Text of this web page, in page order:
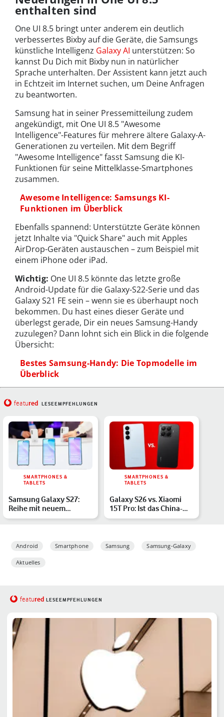
enthalten sind
One UI 8.5 bringt unter anderem ein deutlich
verbessertes Bixby auf die Geräte, die Samsungs
künstliche Intelligenz Galaxy AI unterstützen: So
kannst Du Dich mit Bixby nun in natürlicher
Sprache unterhalten. Der Assistent kann jetzt auch
in Echtzeit im Internet suchen, um Deine Anfragen
zu beantworten.
Samsung hat in seiner Pressemitteilung zudem
angekündigt, mit One UI 8.5 "Awesome
Intelligence"-Features für mehrere ältere Galaxy-A-
Generationen zu verteilen. Mit dem Begriff
"Awesome Intelligence" fasst Samsung die KI-
Funktionen für seine Mittelklasse-Smartphones
zusammen.
Awesome Intelligence: Samsungs KI-
Funktionen im Überblick
Ebenfalls spannend: Unterstützte Geräte können
jetzt Inhalte via "Quick Share" auch mit Apples
AirDrop-Geräten austauschen – zum Beispiel mit
einem iPhone oder iPad.
Wichtig: One UI 8.5 könnte das letzte große
Android-Update für die Galaxy-S22-Serie und das
Galaxy S21 FE sein – wenn sie es überhaupt noch
bekommen. Du hast eines dieser Geräte und
überlegst gerade, Dir ein neues Samsung-Handy
zuzulegen? Dann lohnt sich ein Blick in die folgende
Übersicht:
Bestes Samsung-Handy: Die Topmodelle im
Überblick
featured LESEEMPFEHLUNGEN
SMARTPHONES &
TABLETS
Samsung Galaxy S27:
Reihe mit neuem
Modell? Alle Gerüchte
SMARTPHONES &
TABLETS
Galaxy S26 vs. Xiaomi
15T Pro: Ist das China-
Handy ein Flaggschif…
Android Smartphone Samsung Samsung-Galaxy
Aktuelles
featured LESEEMPFEHLUNGEN